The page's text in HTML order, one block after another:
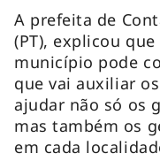
A prefeita de
(PT), explicou
município pode
que vai auxiliar
ajudar não só os
mas também os
em cada